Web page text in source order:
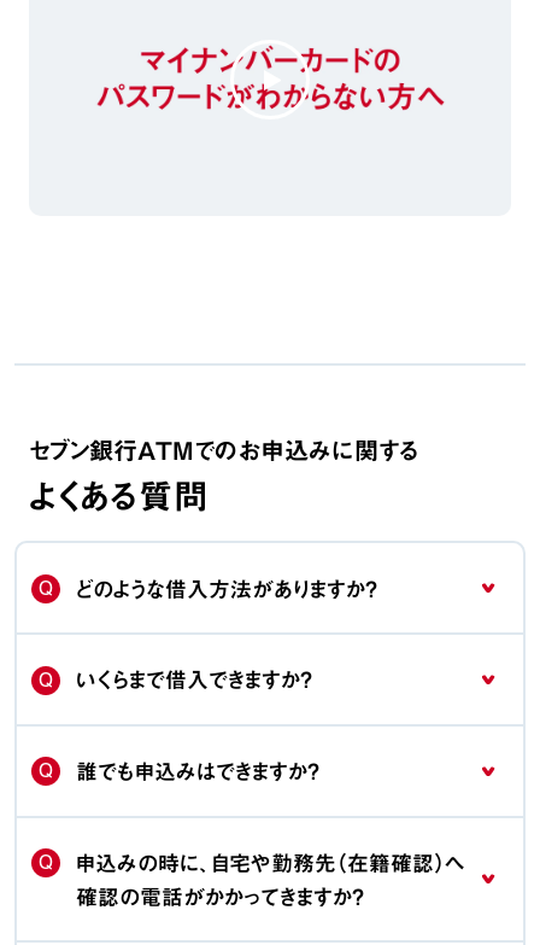
セブン銀行ATMでのお申込みに関する
よくある質問
Q どのような借入方法がありますか？
Q いくらまで借入できますか？
Q 誰でも申込みはできますか？
Q
申込みの時に、自宅や勤務先（在籍確認）へ
確認の電話がかかってきますか？